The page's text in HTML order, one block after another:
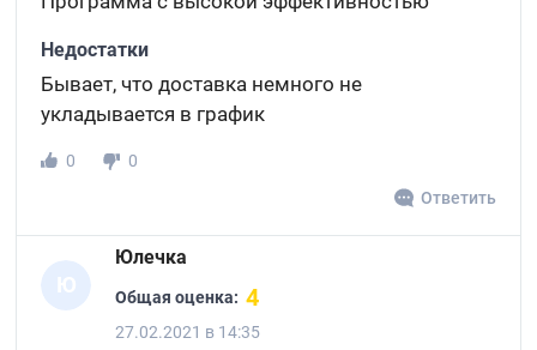
Недостатки
Бывает, что доставка немного не
укладывается в график
0
0
Ответить
Ю
Юлечка
Общая оценка: 4
27.02.2021 в 14:35